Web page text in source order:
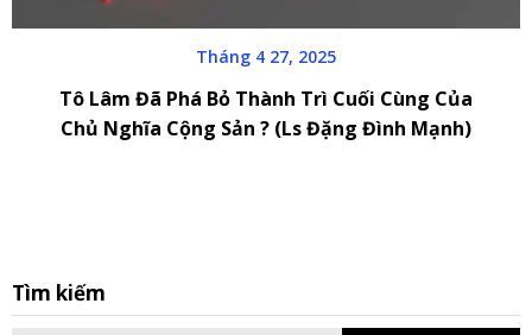
Tháng 4 27, 2025
Tô Lâm Đã Phá Bỏ Thành Trì Cuối Cùng Của
Chủ Nghĩa Cộng Sản ? (Ls Đặng Đình Mạnh)
Tìm kiếm